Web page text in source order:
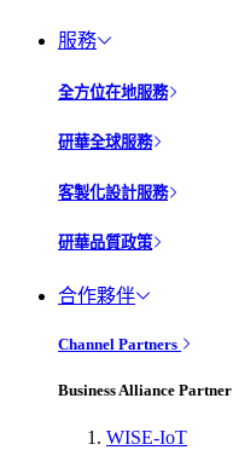
服務
全方位在地服務
研華全球服務
客製化設計服務
研華品質政策
合作夥伴
Channel Partners
Business Alliance Partner
WISE-IoT